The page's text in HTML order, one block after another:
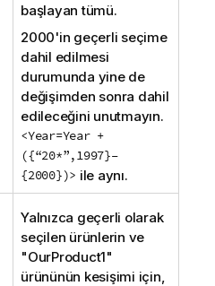
başlayan tümü.
2000'in geçerli seçime
dahil edilmesi
durumunda yine de
değişimden sonra dahil
edileceğini unutmayın.
<Year=Year +
({“20*”,1997}–
{2000})> ile aynı.
Yalnızca geçerli olarak
seçilen ürünlerin ve
"OurProduct1"
ürününün kesişimi için,